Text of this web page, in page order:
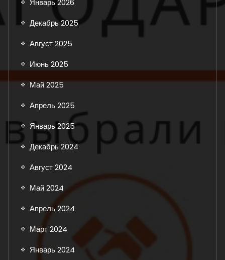
Декабрь 2025
Август 2025
Июнь 2025
Май 2025
Апрель 2025
Январь 2025
Декабрь 2024
Август 2024
Май 2024
Апрель 2024
Март 2024
Январь 2024